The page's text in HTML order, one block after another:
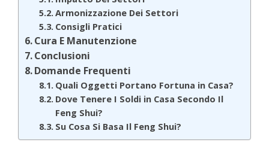
Armonizzazione Dei Settori
Consigli Pratici
Cura E Manutenzione
Conclusioni
Domande Frequenti
Quali Oggetti Portano Fortuna in Casa?
Dove Tenere I Soldi in Casa Secondo Il
Feng Shui?
Su Cosa Si Basa Il Feng Shui?